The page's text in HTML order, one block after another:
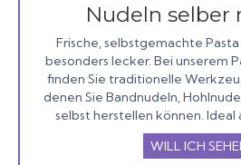
Nudeln selber
Frische, selbstgemachte
besonders lecker. Bei unserem
finden Sie traditionelle
denen Sie Bandnudeln,
selbst herstellen können. Ideal
WILL ICH